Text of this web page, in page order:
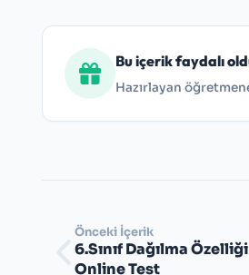
Bu içerik faydalı
Hazırlayan
Önceki İçerik
6.Sınıf Dağılma
Online Test